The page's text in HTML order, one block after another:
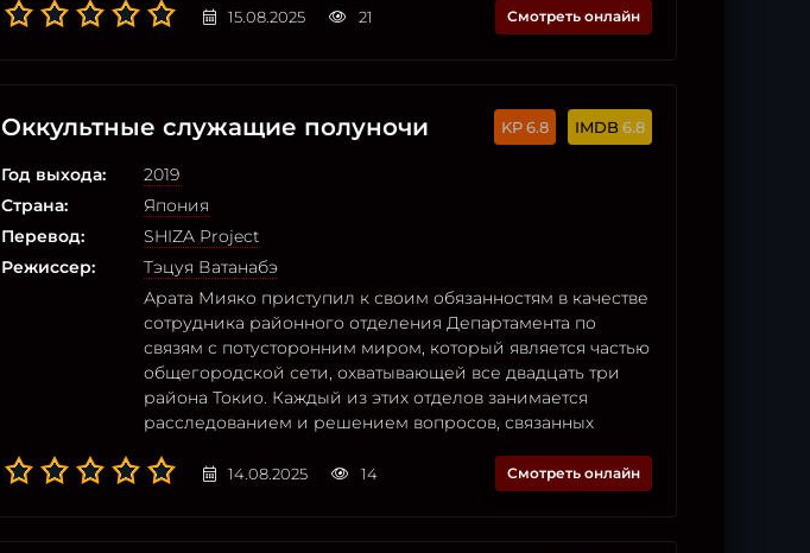
15.08.2025 21 Смотреть онлайн
Оккультные служащие полуночи 6.8 6.8
Год выхода:
2019
Страна:
Япония
Перевод:
SHIZA Project
Режиссер:
Тэцуя Ватанабэ
Арата Мияко приступил к своим обязанностям в качестве
сотрудника районного отделения Департамента по
связям с потусторонним миром, который является частью
общегородской сети, охватывающей все двадцать три
района Токио. Каждый из этих отделов занимается
расследованием и решением вопросов, связанных
14.08.2025 14 Смотреть онлайн